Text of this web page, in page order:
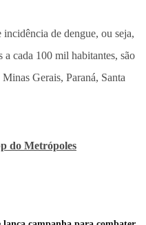
de dengue, ou seja,
cada 100 mil habitantes, são
Gerais, Paraná, Santa
do Metrópoles